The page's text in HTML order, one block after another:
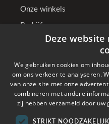
Onze winkels
Bedrijfsgegevens
Online betalen met
Verzonden met
Deze
We gebruiken cookies om
om ons verkeer te analyseren.
van onze site met onze
combineren met andere
zij hebben verzameld door uw
STRIKT NOODZAKELIJK